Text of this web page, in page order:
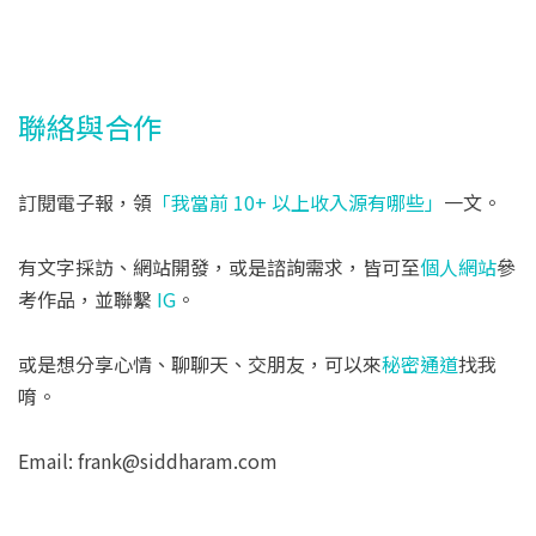
聯絡與合作
訂閱電子報，領 「我當前 10+ 以上收入源有哪些」 一文。
有文字採訪、網站開發，或是諮詢需求，皆可至個人網站參
考作品，並聯繫 IG 。
或是想分享心情、聊聊天、交朋友，可以來秘密通道找我
唷。
Email: frank@siddharam.com